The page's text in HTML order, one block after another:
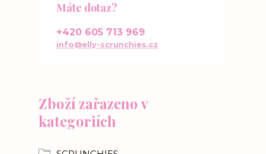
Zboží zařazeno v
kategoriích
Máte dotaz?
+420 605 713 969
info@elly-scrunchies.cz